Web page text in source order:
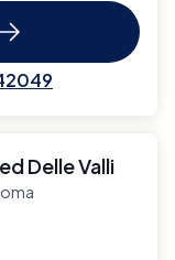
Delle Valli